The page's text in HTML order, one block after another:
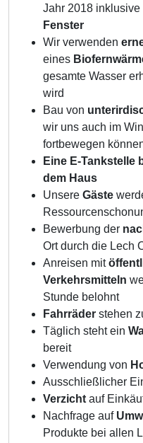
Jahr 2018 inklusive
Fenster
Wir verwenden
eines
gesamte Wasser
wird
Bau von
wir uns auch im
fortbewegen
Eine E-Tankstelle
dem Haus
Unsere Gäste
Bewerbung der
Ort durch die Lech
Anreisen mit
Verkehrsmitteln
Stunde belohnt
Fahrräder stehen
Täglich steht ein
bereit
Verwendung von
Ausschließlicher
Verzicht auf
Nachfrage auf
Produkte bei allen